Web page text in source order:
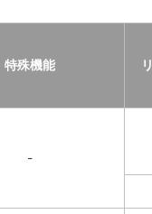
特殊機能
-